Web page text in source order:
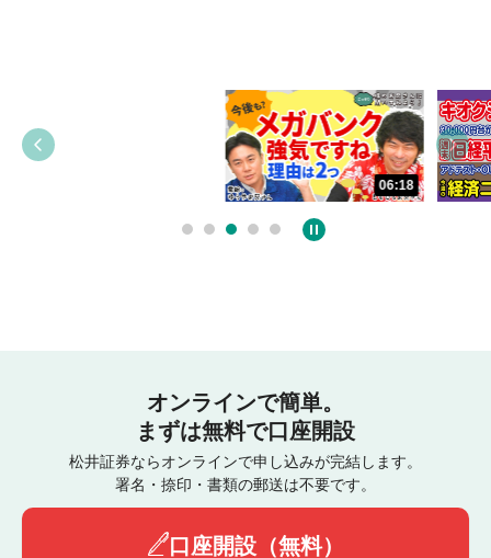
06:18
オンラインで簡単。
まずは無料で口座開設
松井証券ならオンラインで申し込みが完結します。
署名・捺印・書類の郵送は不要です。
口座開設（無料）